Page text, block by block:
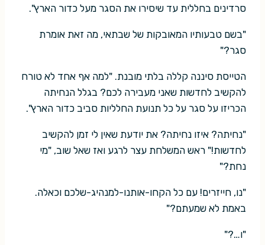
סרדינים בחללית עד שיסירו את הסגר מעל כדור הארץ".
"בשם טבעותיו המאובקות של שבתאי, מה זאת אומרת
סגר?"
הטייסת סיננה קללה בלתי מובנת. "למה אף אחד לא טורח
להקשיב לחדשות שאני מעבירה לכם? בגלל הנחיתה
הכריזו על סגר על כל תנועת החלליות סביב כדור הארץ".
"נחיתה? איזו נחיתה? את יודעת שאין לי זמן להקשיב
לחדשות!" ראש המשלחת עצר לרגע ואז שאל שוב, "מי
נחת?"
"נו, חייזרים! עם כל הקחו-אותנו-למנהיג-שלכם וכאלה.
באמת לא שמעתם?"
"ו…?"